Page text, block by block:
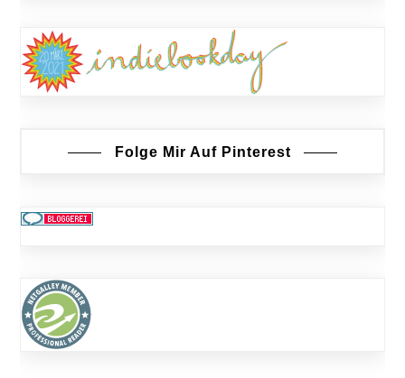
Folge Mir Auf Pinterest